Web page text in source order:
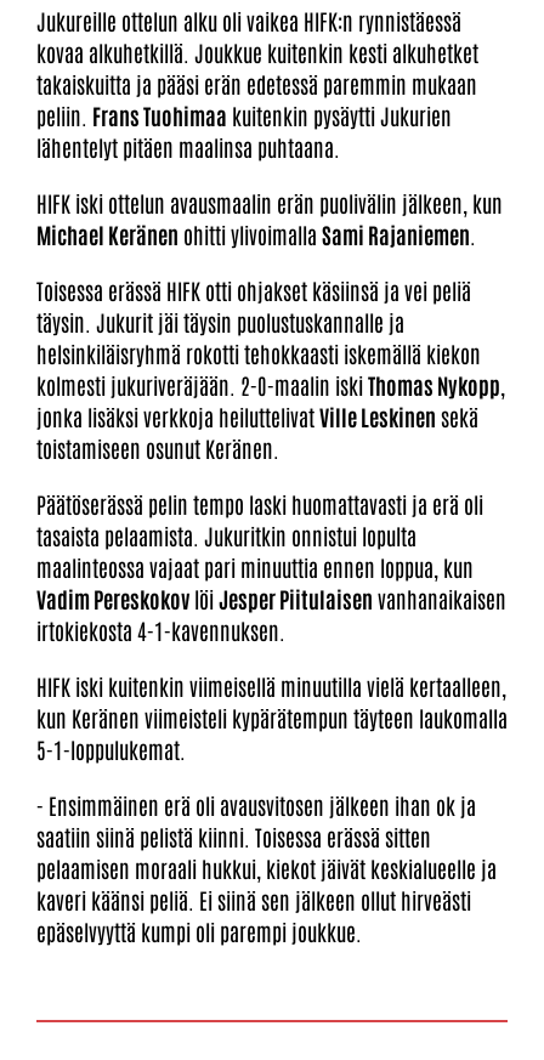
Jukureille ottelun alku oli vaikea HIFK:n rynnistäessä
kovaa alkuhetkillä. Joukkue kuitenkin kesti alkuhetket
takaiskuitta ja pääsi erän edetessä paremmin mukaan
peliin. Frans Tuohimaa kuitenkin pysäytti Jukurien
lähentelyt pitäen maalinsa puhtaana.
HIFK iski ottelun avausmaalin erän puolivälin jälkeen, kun
Michael Keränen ohitti ylivoimalla Sami Rajaniemen
Toisessa erässä HIFK otti ohjakset käsiinsä ja vei peliä
täysin. Jukurit jäi täysin puolustuskannalle ja
helsinkiläisryhmä rokotti tehokkaasti iskemällä kiekon
kolmesti jukuriveräjään. 2-0-maalin iskiThomas Nykopp
jonka lisäksi verkkoja heiluttelivatVille Leskinen sekä
toistamiseen osunut Keränen.
Päätöserässä pelin tempo laski huomattavasti ja erä oli
tasaista pelaamista. Jukuritkin onnistui lopulta
maalinteossa vajaat pari minuuttia ennen loppua, kun
Vadim Pereskokov löiJesper Piitulaisen vanhanaikaisen
irtokiekosta 4-1-kavennuksen.
HIFK iski kuitenkin viimeisellä minuutilla vielä kertaalleen,
kun Keränen viimeisteli kypärätempun täyteen laukomalla
5-1-loppulukemat.
- Ensimmäinen erä oli avausvitosen jälkeen ihan ok ja
saatiin siinä pelistä kiinni. Toisessa erässä sitten
pelaamisen moraali hukkui, kiekot jäivät keskialueelle ja
kaveri käänsi peliä. Ei siinä sen jälkeen ollut hirveästi
epäselvyyttä kumpi oli parempi joukkue.